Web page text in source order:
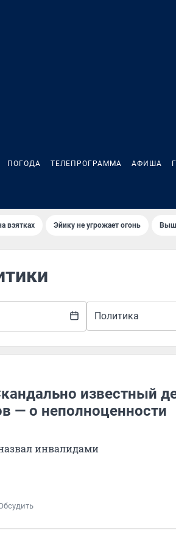
ПОГОДА ТЕЛЕПРОГРАММА АФИША
взятках Эйику не угрожает огонь
Политика
известный
— о неполноценности
инвалидами